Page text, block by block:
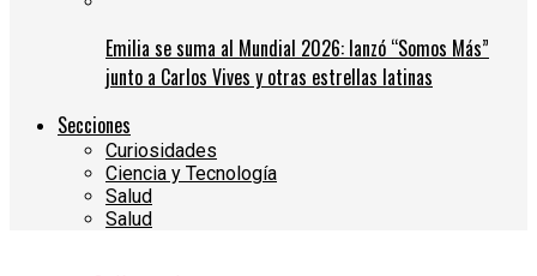
Emilia se suma al Mundial 2026: lanzó “Somos Más”
junto a Carlos Vives y otras estrellas latinas
Secciones
Curiosidades
Ciencia y Tecnología
Salud
Salud